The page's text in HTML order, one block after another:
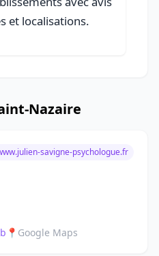
et localisations.
Nazaire
savigne-psychologue.fr
📍 Google Maps